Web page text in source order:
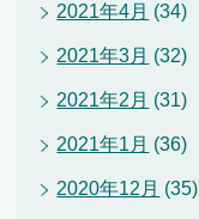
2021年4月 (34)
2021年3月 (32)
2021年2月 (31)
2021年1月 (36)
2020年12月 (35)